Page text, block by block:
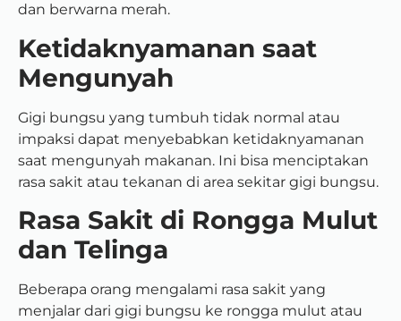
dan berwarna merah.
Ketidaknyamanan saat
Mengunyah
Gigi bungsu yang tumbuh tidak normal atau
impaksi dapat menyebabkan ketidaknyamanan
saat mengunyah makanan. Ini bisa menciptakan
rasa sakit atau tekanan di area sekitar gigi bungsu.
Rasa Sakit di Rongga Mulut
dan Telinga
Beberapa orang mengalami rasa sakit yang
menjalar dari gigi bungsu ke rongga mulut atau